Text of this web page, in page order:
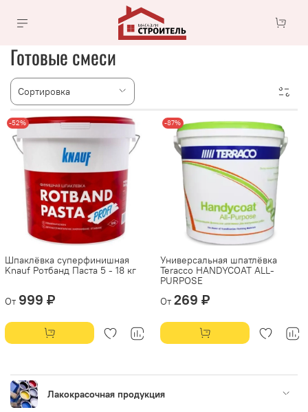
Готовые смеси
-52%
Шпаклёвка суперфинишная
Knauf Ротбанд Паста 5 - 18 кг
От 999 ₽
-87%
Универсальная шпатлёвка
Teracco HANDYCOAT ALL-
PURPOSE
От 269 ₽
Лакокрасочная продукция